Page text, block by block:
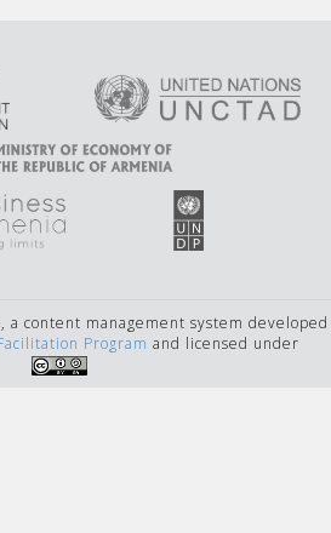
a content management system developed
Program and licensed under